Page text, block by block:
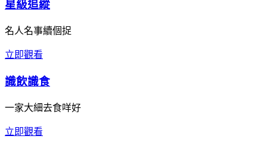
星級追縱
名人名事續個捉
立即觀看
識飲識食
一家大細去食咩好
立即觀看